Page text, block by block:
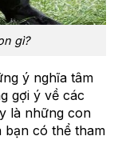
gì?
ý nghĩa tâm
gợi ý về các
là những con
bạn có thể tham